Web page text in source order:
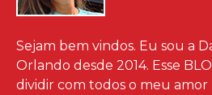
Sejam bem vindos. Eu sou a
Orlando desde 2014. Esse
dividir com todos o meu